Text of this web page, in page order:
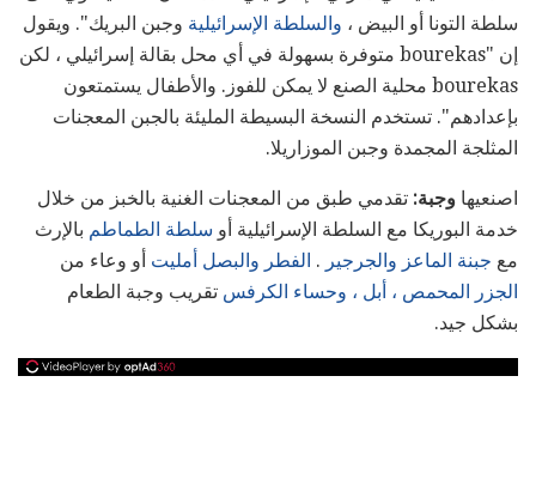
سلطة التونا أو البيض ، والسلطة الإسرائيلية وجبن البريك". ويقول
إن "bourekas متوفرة بسهولة في أي محل بقالة إسرائيلي ، لكن
bourekas محلية الصنع لا يمكن للفوز. والأطفال يستمتعون
بإعدادهم". تستخدم النسخة البسيطة المليئة بالجبن المعجنات
المثلجة المجمدة وجبن الموزاريلا.
اصنعيها وجبة: تقدمي طبق من المعجنات الغنية بالخبز من خلال
خدمة البوريكا مع السلطة الإسرائيلية أو سلطة الطماطم بالإرث
مع جبنة الماعز والجرجير . الفطر والبصل أمليت أو وعاء من
الجزر المحمص ، أبل ، وحساء الكرفس تقريب وجبة الطعام
بشكل جيد.